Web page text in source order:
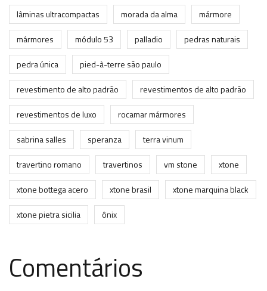
lâminas ultracompactas
morada da alma
mármore
mármores
módulo 53 palladio
pedras naturais
pedra única
pied-à-terre são paulo
revestimento de alto padrão
revestimentos de alto padrão
revestimentos de luxo
rocamar mármores
sabrina salles
speranza
terra vinum
travertino romano
travertinos vm stone
xtone
xtone bottega acero
xtone brasil
xtone marquina black
xtone pietra sicilia
ônix
Comentários